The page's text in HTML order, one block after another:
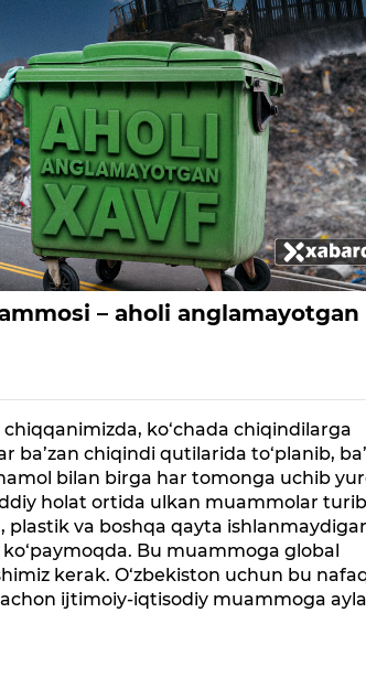
– aholi anglamayotgan
ko‘chada chiqindilarga
ba’zan chiqindi qutilarida to‘planib,
bilan birga har tomonga uchib
holat ortida ulkan muammolar
plastik va boshqa qayta
Bu muammoga global
kerak. O‘zbekiston uchun bu
ijtimoiy-iqtisodiy muammoga